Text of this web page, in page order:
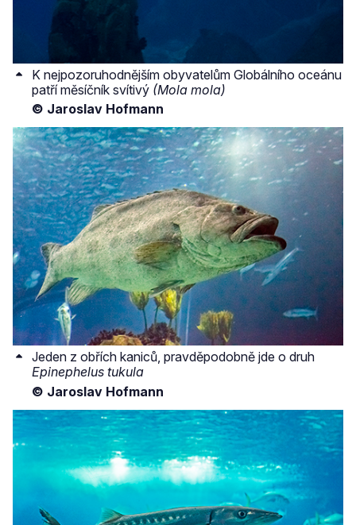
K nejpozoruhodnějším obyvatelům Globálního oceánu
patří měsíčník svítivý (Mola mola)
© Jaroslav Hofmann
Jeden z obřích kaniců, pravděpodobně jde o druh
Epinephelus tukula
© Jaroslav Hofmann